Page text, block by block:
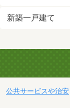
新築一戸建て
公共サービスや治安